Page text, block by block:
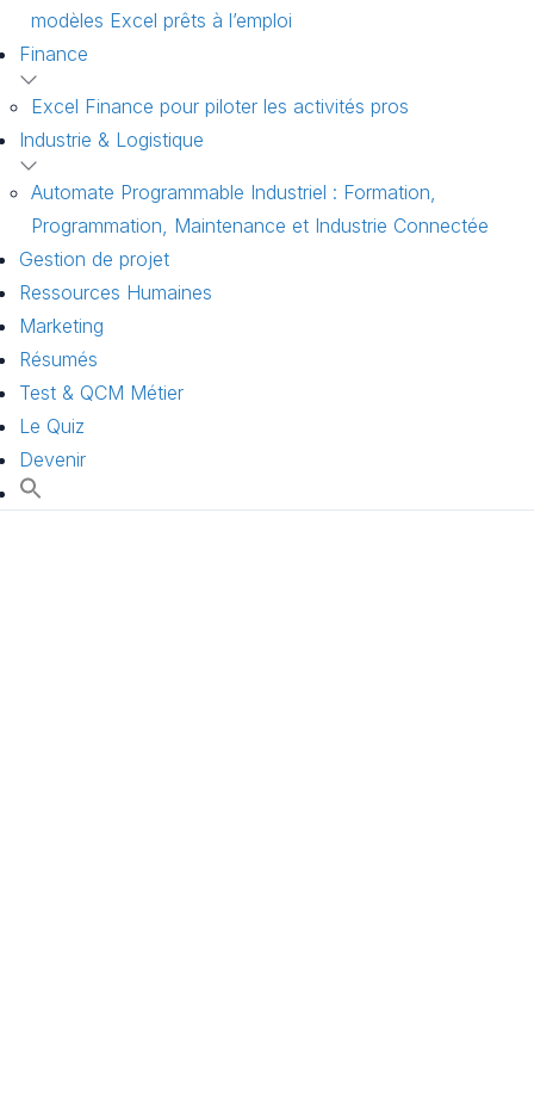
modèles Excel prêts à l’emploi
Finance
Excel Finance pour piloter les activités pros
Industrie & Logistique
Automate Programmable Industriel : Formation,
Programmation, Maintenance et Industrie Connectée
Gestion de projet
Ressources Humaines
Marketing
Résumés
Test & QCM Métier
Le Quiz
Devenir